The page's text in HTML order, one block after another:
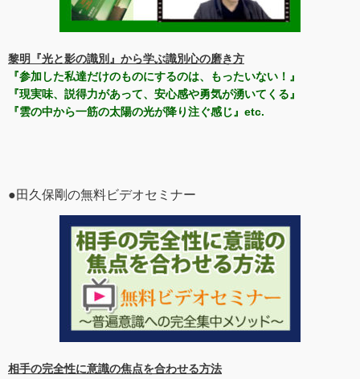
黎明『光と影の識別』から学ぶ識別心の磨き方
『参加した私達だけのものにするのは、もったいない！』
『現実味、説得力があって、安心感や勇気が湧いてくる』
『雲の中から一筋の太陽の光が降り注ぐ感じ』etc.
●田久保剛の無料ビデオセミナー
相手の完全性に意識の焦点を合わせる方法